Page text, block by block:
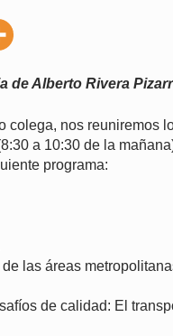
de Alberto Rivera
colega, nos reuniremos
a 10:30 de la
programa:
las áreas
de calidad: El